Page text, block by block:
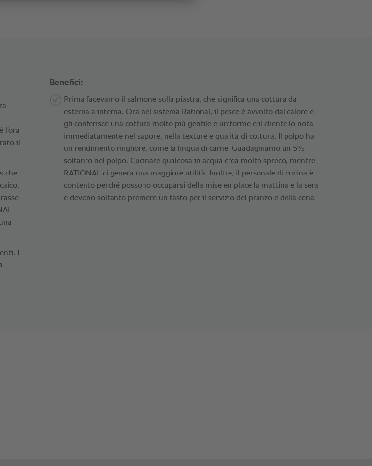
l’ora
il
che
I
Benefici:
Prima facevamo il salmone sulla piastra, che significa una cottura da
esterna a interna. Ora nel sistema Rational, il pesce è avvolto dal calore e
gli conferisce una cottura molto più gentile e uniforme e il cliente lo nota
immediatamente nel sapore, nella texture e qualità di cottura. Il polpo ha
un rendimento migliore, come la lingua di carne. Guadagniamo un 5%
soltanto nel polpo. Cucinare qualcosa in acqua crea molto spreco, mentre
RATIONAL ci genera una maggiore utilità. Inoltre, il personale di cucina è
contento perché possono occuparsi della mise en place la mattina e la sera
e devono soltanto premere un tasto per il servizio del pranzo e della cena.